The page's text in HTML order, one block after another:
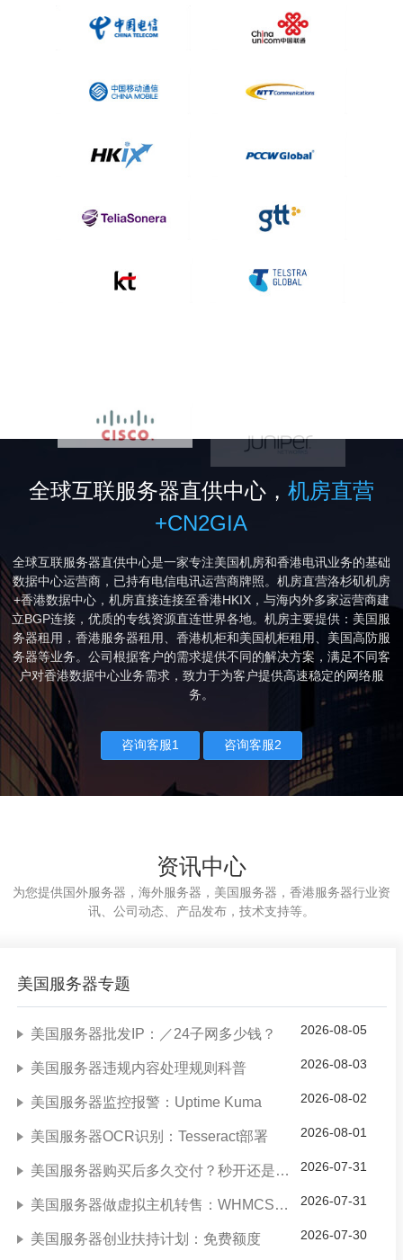
全球互联服务器直供中心， 机房直营
+CN2GIA
全球互联服务器直供中心是一家专注美国机房和香港电讯业务的基础
数据中心运营商，已持有电信电讯运营商牌照。机房直营洛杉矶机房
+香港数据中心，机房直接连接至香港HKIX，与海内外多家运营商建
立BGP连接，优质的专线资源直连世界各地。机房主要提供：美国服
务器租用，香港服务器租用、香港机柜和美国机柜租用、美国高防服
务器等业务。公司根据客户的需求提供不同的解决方案，满足不同客
户对香港数据中心业务需求，致力于为客户提供高速稳定的网络服
务。
咨询客服1 咨询客服2
资讯中心
为您提供国外服务器，海外服务器，美国服务器，香港服务器行业资
讯、公司动态、产品发布，技术支持等。
美国服务器专题
美国服务器批发IP：／24子网多少钱？ 2026-08-05
美国服务器违规内容处理规则科普 2026-08-03
美国服务器监控报警：Uptime Kuma 2026-08-02
美国服务器OCR识别：Tesseract部署 2026-08-01
美国服务器购买后多久交付？秒开还是人工？ 2026-07-31
美国服务器做虚拟主机转售：WHMCS集成 2026-07-31
美国服务器创业扶持计划：免费额度 2026-07-30